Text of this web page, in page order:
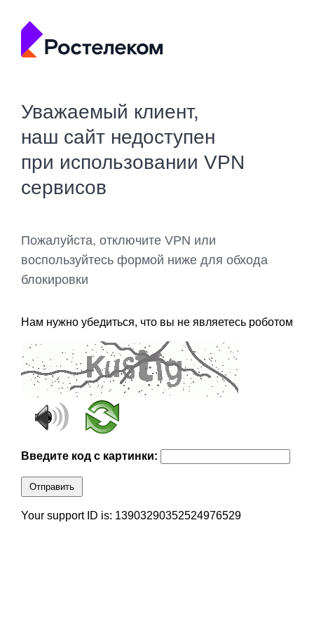
Уважаемый клиент,
наш сайт недоступен
при использовании VPN
сервисов
Пожалуйста, отключите VPN или
воспользуйтесь формой ниже для обхода
блокировки
Нам нужно убедиться, что вы не являетесь роботом
Введите код с картинки:
Отправить
Your support ID is: 13903290352524976529